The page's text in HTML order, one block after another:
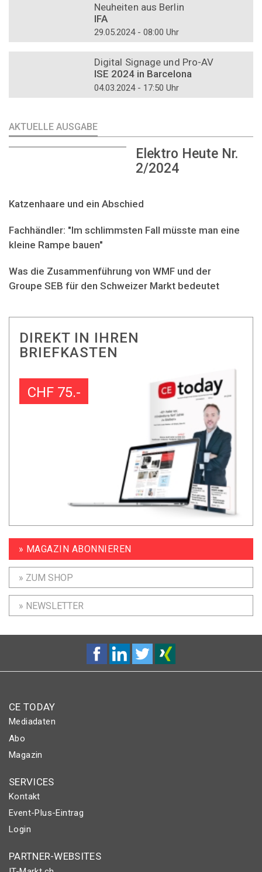
Neuheiten aus Berlin
IFA
29.05.2024 - 08:00 Uhr
Digital Signage und Pro-AV
ISE 2024 in Barcelona
04.03.2024 - 17:50 Uhr
AKTUELLE AUSGABE
Elektro Heute Nr.
2/2024
Katzenhaare und ein Abschied
Fachhändler: "Im schlimmsten Fall müsste man eine
kleine Rampe bauen"
Was die Zusammenführung von WMF und der
Groupe SEB für den Schweizer Markt bedeutet
DIREKT IN IHREN
BRIEFKASTEN
CHF 75.-
» MAGAZIN ABONNIEREN
» ZUM SHOP
» NEWSLETTER
CE TODAY
Mediadaten
Abo
Magazin
SERVICES
Kontakt
Event-Plus-Eintrag
Login
PARTNER-WEBSITES